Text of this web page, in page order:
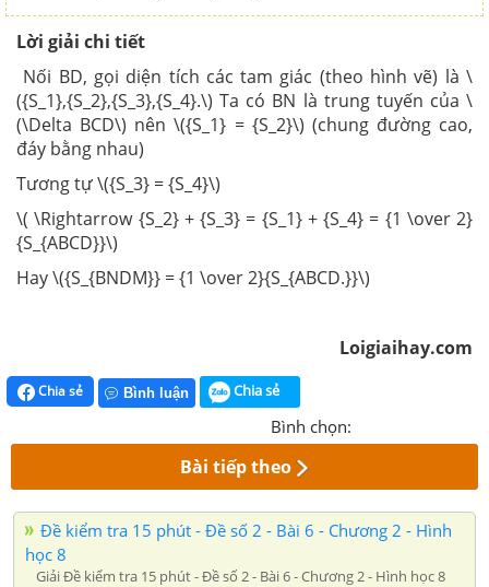
Lời giải chi tiết
Nối BD, gọi diện tích các tam giác (theo hình vẽ) là \
({S_1},{S_2},{S_3},{S_4}.\) Ta có BN là trung tuyến của \
(\Delta BCD\) nên \({S_1} = {S_2}\) (chung đường cao,
đáy bằng nhau)
Tương tự \({S_3} = {S_4}\)
\( \Rightarrow {S_2} + {S_3} = {S_1} + {S_4} = {1 \over 2}
{S_{ABCD}}\)
Hay \({S_{BNDM}} = {1 \over 2}{S_{ABCD.}}\)
Loigiaihay.com
Chia sẻ Bình luận Chia sẻ
Bình chọn:
Bài tiếp theo
Đề kiểm tra 15 phút - Đề số 2 - Bài 6 - Chương 2 - Hình
học 8
Giải Đề kiểm tra 15 phút - Đề số 2 - Bài 6 - Chương 2 - Hình học 8